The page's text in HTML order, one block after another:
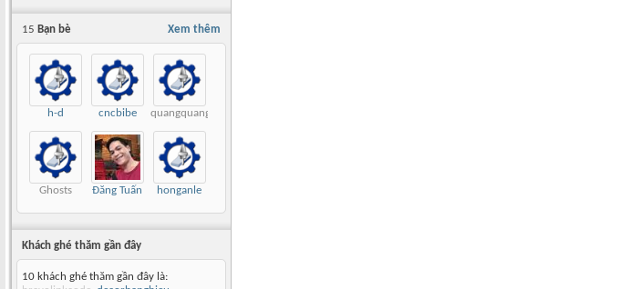
Xem thêm
15 Bạn bè
h-d cncbibe quangquang
Ghosts Đăng Tuấn honganle
Khách ghé thăm gần đây
10 khách ghé thăm gần đây là: